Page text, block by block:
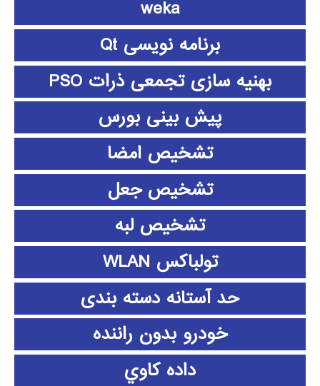
weka
برنامه نویسی Qt
بهنیه سازی تجمعی ذرات PSO
پیش بینی بورس
تشخیص امضا
تشخیص جعل
تشخیص لبه
تولباکس WLAN
حد آستانه دسته بندی
خودرو بدون راننده
داده كاوي